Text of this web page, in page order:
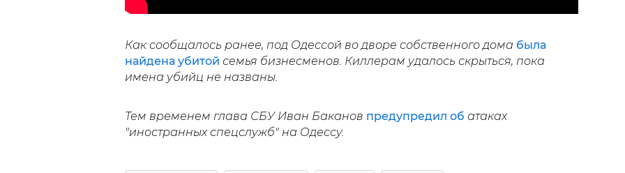
Как сообщалось ранее, под Одессой во дворе собственного дома была
найдена убитой семья бизнесменов. Киллерам удалось скрыться, пока
имена убийц не названы.
Тем временем глава СБУ Иван Баканов предупредил об атаках
"иностранных спецслужб" на Одессу.